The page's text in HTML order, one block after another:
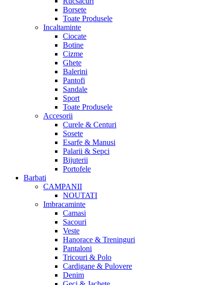
Borsete
Toate Produsele
Incaltaminte
Ciocate
Botine
Cizme
Ghete
Balerini
Pantofi
Sandale
Sport
Toate Produsele
Accesorii
Curele & Centuri
Sosete
Esarfe & Manusi
Palarii & Sepci
Bijuterii
Portofele
Barbati
CAMPANII
NOUTATI
Imbracaminte
Camasi
Sacouri
Veste
Hanorace & Treninguri
Pantaloni
Tricouri & Polo
Cardigane & Pulovere
Denim